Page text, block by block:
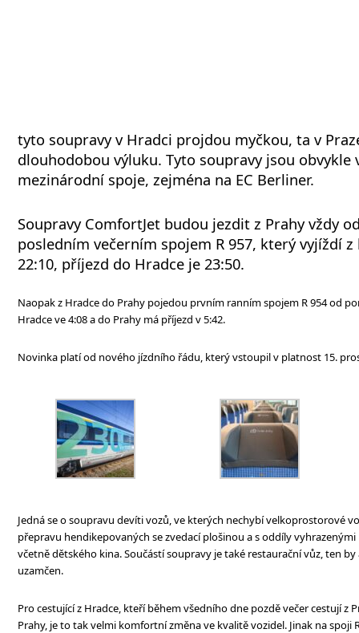
tyto soupravy v Hradci projdou myčkou, ta v
dlouhodobou výluku. Tyto soupravy jsou obvykle
mezinárodní spoje, zejména na EC Berliner.
Soupravy ComfortJet budou jezdit z Prahy vždy
posledním večerním spojem R 957, který vyjíždí
22:10, příjezd do Hradce je 23:50.
Naopak z Hradce do Prahy pojedou prvním ranním spojem R 954 od
Hradce ve 4:08 a do Prahy má příjezd v 5:42.
Novinka platí od nového jízdního řádu, který vstoupil v platnost 15.
Jedná se o soupravu devíti vozů, ve kterých nechybí velkoprostorové
přepravu hendikepovaných se zvedací plošinou a s oddíly
včetně dětského kina. Součástí soupravy je také restaurační vůz, ten
uzamčen.
Pro cestující z Hradce, kteří během všedního dne pozdě večer cestují z
Prahy, je to tak velmi komfortní změna ve kvalitě vozidel. Jinak na spoji